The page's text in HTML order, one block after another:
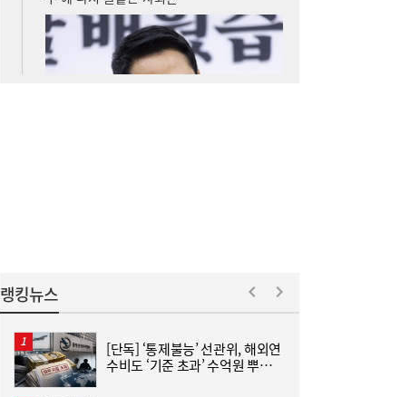
랭킹뉴스
[단독] ‘통제불능’ 선관위, 해외연
수비도 ‘기준 초과’ 수억원 뿌렸